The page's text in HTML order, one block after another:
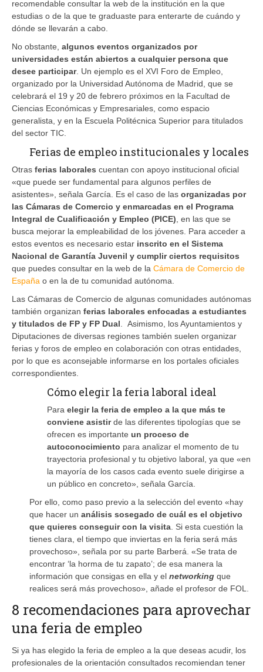
recomendable consultar la web de la institución en la que
estudias o de la que te graduaste para enterarte de cuándo y
dónde se llevarán a cabo.
No obstante, algunos eventos organizados por
universidades están abiertos a cualquier persona que
desee participar. Un ejemplo es el XVI Foro de Empleo,
organizado por la Universidad Autónoma de Madrid, que se
celebrará el 19 y 20 de febrero próximos en la Facultad de
Ciencias Económicas y Empresariales, como espacio
generalista, y en la Escuela Politécnica Superior para titulados
del sector TIC.
Ferias de empleo institucionales y locales
Otras ferias laborales cuentan con apoyo institucional oficial
«que puede ser fundamental para algunos perfiles de
asistentes», señala García. Es el caso de las organizadas por
las Cámaras de Comercio y enmarcadas en el Programa
Integral de Cualificación y Empleo (PICE) , en las que se
busca mejorar la empleabilidad de los jóvenes. Para acceder a
estos eventos es necesario estar inscrito en el Sistema
Nacional de Garantía Juvenil y cumplir ciertos requisitos
que puedes consultar en la web de la Cámara de Comercio de
España o en la de tu comunidad autónoma.
Las Cámaras de Comercio de algunas comunidades autónomas
también organizan ferias laborales enfocadas a estudiantes
y titulados de FP y FP Dual . Asimismo, los Ayuntamientos y
Diputaciones de diversas regiones también suelen organizar
ferias y foros de empleo en colaboración con otras entidades,
por lo que es aconsejable informarse en los portales oficiales
correspondientes.
Cómo elegir la feria laboral ideal
Para elegir la feria de empleo a la que más te
conviene asistirde las diferentes tipologías que se
ofrecen es importante un proceso de
autoconocimiento para analizar el momento de tu
trayectoria profesional y tu objetivo laboral, ya que «en
la mayoría de los casos cada evento suele dirigirse a
un público en concreto», señala García.
Por ello, como paso previo a la selección del evento «hay
que hacer un análisis sosegado de cuál es el objetivo
que quieres conseguir con la visita . Si esta cuestión la
tienes clara, el tiempo que inviertas en la feria será más
provechoso», señala por su parte Barberá. «Se trata de
encontrar ‘la horma de tu zapato’; de esa manera la
información que consigas en ella y el networking que
realices será más provechoso», añade el profesor de FOL.
8 recomendaciones para aprovechar
una feria de empleo
Si ya has elegido la feria de empleo a la que deseas acudir, los
profesionales de la orientación consultados recomiendan tener